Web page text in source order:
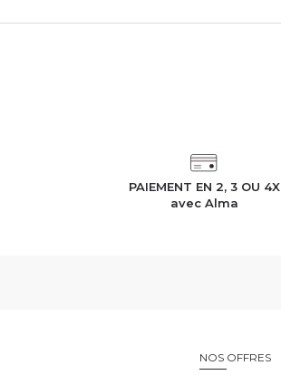
PAIEMENT EN 2, 3 OU 4X
avec Alma
NOS OFFRES